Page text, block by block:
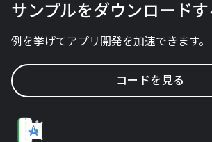
サンプルをダウンロードす
例を挙げてアプリ開発を加速できます。
コードを見る